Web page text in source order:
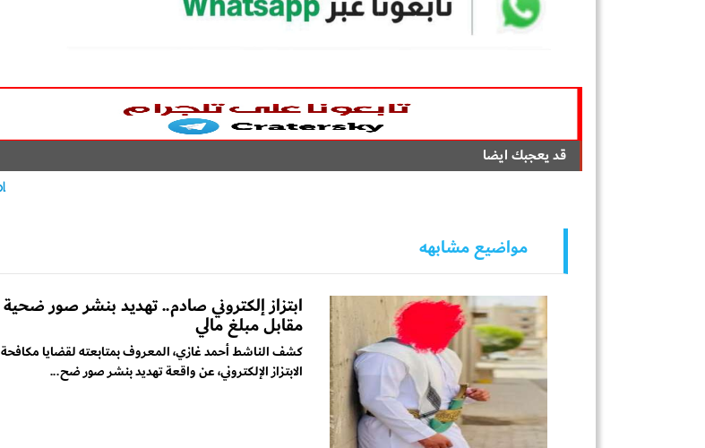
قد يعجبك ايضا
مواضيع مشابهه
ابتزاز إلكتروني صادم.. تهديد بنشر صور ضحية
مقابل مبلغ مالي
كشف الناشط أحمد غازي، المعروف بمتابعته لقضايا مكافحة
الابتزاز الإلكتروني، عن واقعة تهديد بنشر صور ضح...